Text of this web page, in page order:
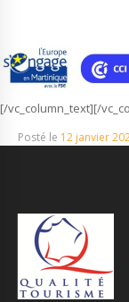
[/vc_column_text][/
Posté le 12 janvier